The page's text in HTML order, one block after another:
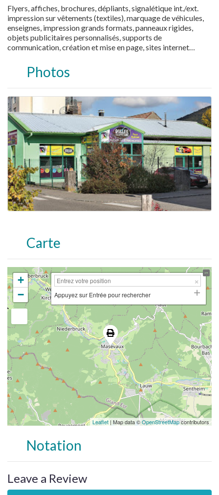
Flyers, affiches, brochures, dépliants, signalétique int./ext.
impression sur vêtements (textiles), marquage de véhicules,
enseignes, impression grands formats, panneaux rigides,
objets publicitaires personnalisés, supports de
communication, création et mise en page, sites internet…
Photos
Carte
+
−
Appuyez sur Entrée pour rechercher
Leaflet | Map data ©OpenStreetMapcontributors
Notation
Leave a Review